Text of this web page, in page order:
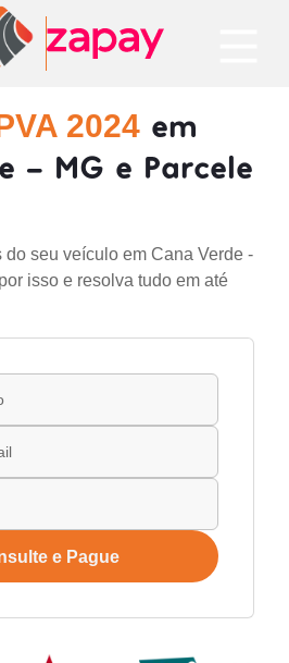
2024 em
- MG e Parcele
seu veículo em Cana Verde -
isso e resolva tudo em até
e Pague